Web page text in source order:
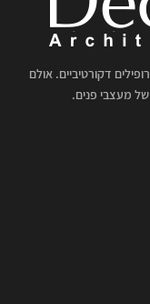
דקורטיביים. אולם